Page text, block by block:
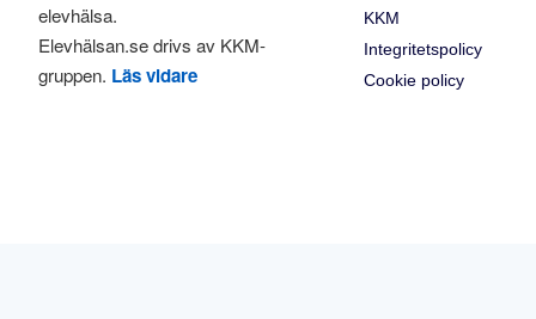
elevhälsa.
Elevhälsan.se drivs av KKM-
gruppen. Läs vidare
KKM
Integritetspolicy
Cookie policy